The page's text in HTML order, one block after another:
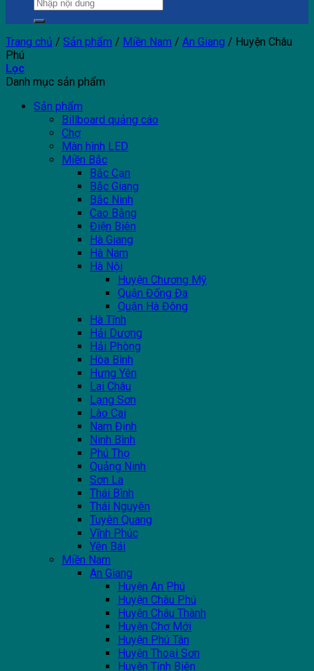
Trang chủ / Sản phẩm / Miền Nam / An Giang / Huyện Châu
Phú
Lọc
Danh mục sản phẩm
Sản phẩm
Billboard quảng cáo
Chợ
Màn hình LED
Miền Bắc
Bắc Cạn
Bắc Giang
Bắc Ninh
Cao Bằng
Điện Biên
Hà Giang
Hà Nam
Hà Nội
Huyện Chương Mỹ
Quận Đống Đa
Quận Hà Đông
Hà Tĩnh
Hải Dương
Hải Phòng
Hòa Bình
Hưng Yên
Lai Châu
Lạng Sơn
Lào Cai
Nam Định
Ninh Bình
Phú Thọ
Quảng Ninh
Sơn La
Thái Bình
Thái Nguyên
Tuyên Quang
Vĩnh Phúc
Yên Bái
Miền Nam
An Giang
Huyện An Phú
Huyện Châu Phú
Huyện Châu Thành
Huyện Chợ Mới
Huyện Phú Tân
Huyện Thoại Sơn
Huyện Tịnh Biên